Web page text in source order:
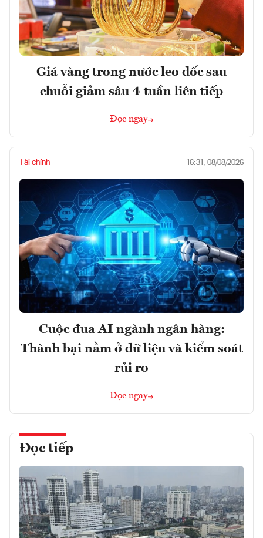
Giá vàng trong nước leo dốc sau
chuỗi giảm sâu 4 tuần liên tiếp
Đọc ngay
Tài chính 16:31, 08/08/2026
Cuộc đua AI ngành ngân hàng:
Thành bại nằm ở dữ liệu và kiểm soát
rủi ro
Đọc ngay
Đọc tiếp